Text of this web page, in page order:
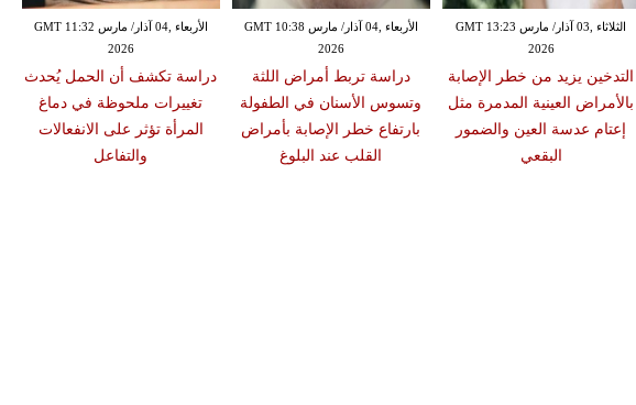
الأربعاء ,04 آذار/ مارس GMT 11:32
2026
دراسة تكشف أن الحمل يُحدث
تغييرات ملحوظة في دماغ
المرأة تؤثر على الانفعالات
والتفاعل
الأربعاء ,04 آذار/ مارس GMT 10:38
2026
دراسة تربط أمراض اللثة
وتسوس الأسنان في الطفولة
بارتفاع خطر الإصابة بأمراض
القلب عند البلوغ
الثلاثاء ,03 آذار/ مارس GMT 13:23
2026
التدخين يزيد من خطر الإصابة
بالأمراض العينية المدمرة مثل
إعتام عدسة العين والضمور
البقعي